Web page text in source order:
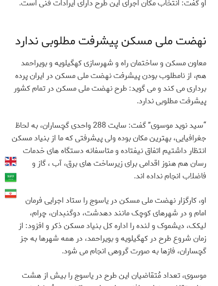
او گفت: انتخاب مکان اجرای این طرح دارای ایرادات فنی است.
نهضت ملی مسکن پیشرفت مطلوبی ندارد
معاون مسکن و ساختمان راه و شهرسازی کهگیلویه و بویراحمد
هم، از نامطلوب بودن پیشرفت نهضت ملی مسکن در ایران پرده
برداری می کند و می گوید: طرح نهضت ملی مسکن در تمام کشور
پیشرفت مطلوبی ندارد.
“
سید نوید موسوی” گفت: سایت 288 واحدی گچساران، به لحاظ
جغرافیایی، بهترین مکان بوده ولی پیشرفتی که ما از بنیاد مسکن
انتظار داشتیم اتفاق نیفتاده و متاسفانه دستگاه های خدمات
رسان هم هنوز اقدامی برای زیرساخت های برق، آب ، گاز و
فاضلاب انجام نداده اند.
او، کارگزار نهضت ملی مسکن در یاسوج را ستاد اجرایی فرمان
امام و در شهرهای کوچک مانند دهدشت، دوگنبدان، چرام،
لیکک، دیشموک و لنده را اداره کل بنیاد مسکن ذکر و افزود: از
زمان شروع طرح در کهگیلویه و بویراحمد، در همه شهرها به جز
گچساران، فازها به صورت گروهی انجام می شود.
موسوی، تعداد مُتقاضیان این طرح در یاسوج را بیش از هشت